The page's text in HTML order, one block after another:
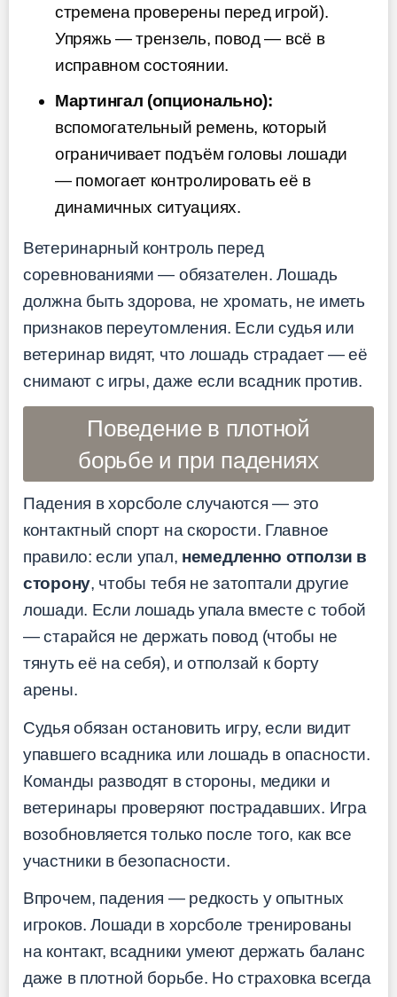
стремена проверены перед игрой).
Упряжь — трензель, повод — всё в
исправном состоянии.
Мартингал (опционально):
вспомогательный ремень, который
ограничивает подъём головы лошади
— помогает контролировать её в
динамичных ситуациях.
Ветеринарный контроль перед
соревнованиями — обязателен. Лошадь
должна быть здорова, не хромать, не иметь
признаков переутомления. Если судья или
ветеринар видят, что лошадь страдает — её
снимают с игры, даже если всадник против.
Поведение в плотной
борьбе и при падениях
Падения в хорсболе случаются — это
контактный спорт на скорости. Главное
правило: если упал, немедленно отползи в
сторону, чтобы тебя не затоптали другие
лошади. Если лошадь упала вместе с тобой
— старайся не держать повод (чтобы не
тянуть её на себя), и отползай к борту
арены.
Судья обязан остановить игру, если видит
упавшего всадника или лошадь в опасности.
Команды разводят в стороны, медики и
ветеринары проверяют пострадавших. Игра
возобновляется только после того, как все
участники в безопасности.
Впрочем, падения — редкость у опытных
игроков. Лошади в хорсболе тренированы
на контакт, всадники умеют держать баланс
даже в плотной борьбе. Но страховка всегда